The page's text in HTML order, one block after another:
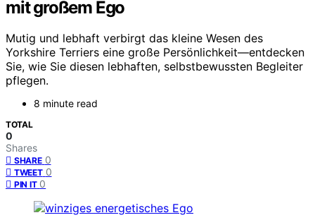
mit großem Ego
Mutig und lebhaft verbirgt das kleine Wesen des
Yorkshire Terriers eine große Persönlichkeit—entdecken
Sie, wie Sie diesen lebhaften, selbstbewussten Begleiter
pflegen.
8 minute read
TOTAL
0
Shares
SHARE 0
TWEET 0
PIN IT 0